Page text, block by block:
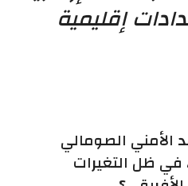
إقليمية
الصومالي
في ظل التغيرات